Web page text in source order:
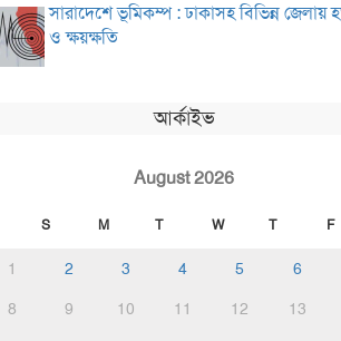
সারাদেশে ভূমিকম্প : ঢাকাসহ বিভিন্ন জেলায়
ও ক্ষয়ক্ষতি
আর্কাইভ
August 2026
S M T W T F
1 2 3 4 5 6
8
9 10 11 12 13